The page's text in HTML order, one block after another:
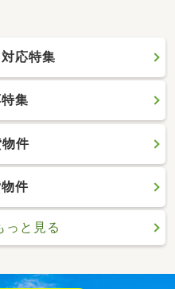
応特集
集
件
件
っと見る